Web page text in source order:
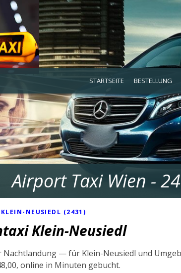
STARTSEITE BESTELLUNG
Airport Taxi Wien -
KLEIN-NEUSIEDL (2431)
Klein-Neusiedl
Nachtlandung — für Klein-Neusiedl und
online in Minuten gebucht.